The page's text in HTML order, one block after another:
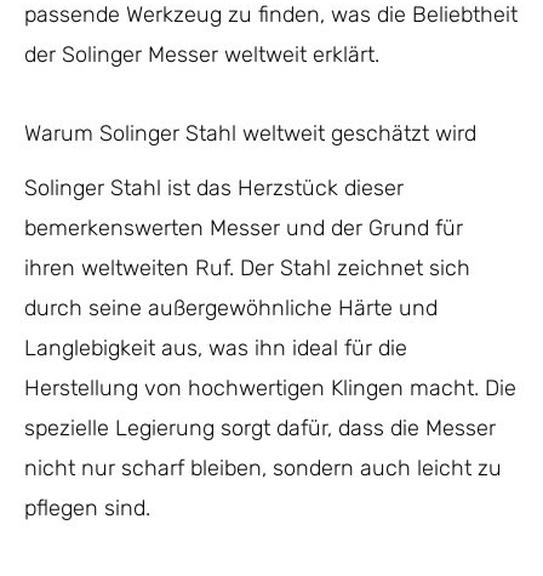
passende Werkzeug zu finden, was die Beliebtheit
der Solinger Messer weltweit erklärt.
Warum Solinger Stahl weltweit geschätzt wird
Solinger Stahl ist das Herzstück dieser
bemerkenswerten Messer und der Grund für
ihren weltweiten Ruf. Der Stahl zeichnet sich
durch seine außergewöhnliche Härte und
Langlebigkeit aus, was ihn ideal für die
Herstellung von hochwertigen Klingen macht. Die
spezielle Legierung sorgt dafür, dass die Messer
nicht nur scharf bleiben, sondern auch leicht zu
pflegen sind.